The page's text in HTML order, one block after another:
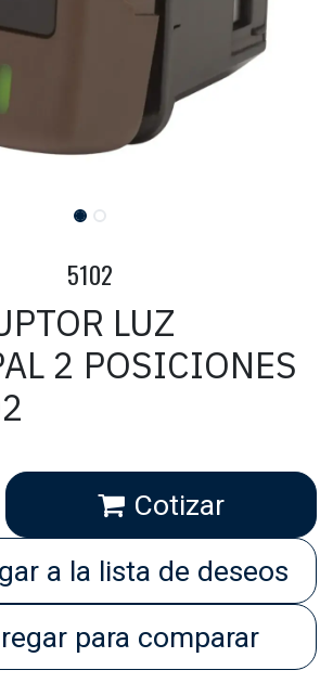
5102
LUZ
2 POSICIONES
Cotizar
para comparar
a la lista de deseos